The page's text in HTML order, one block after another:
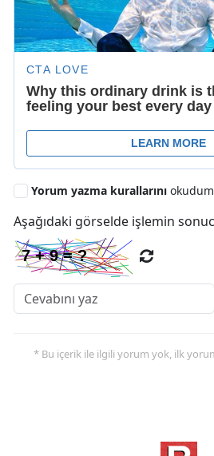
Yorum yazma kurallarını
Aşağıdaki görselde işlemin
* Bu içerik ile ilgili yorum yok, ilk